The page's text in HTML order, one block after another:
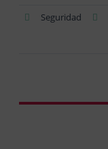
Seguridad